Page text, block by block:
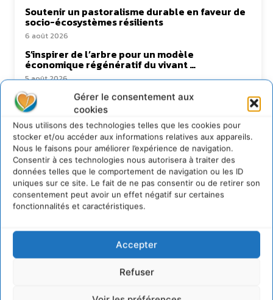
Gérer le consentement aux
cookies
Nous utilisons des technologies telles que les cookies pour
stocker et/ou accéder aux informations relatives aux appareils.
Nous le faisons pour améliorer l’expérience de navigation.
Consentir à ces technologies nous autorisera à traiter des
données telles que le comportement de navigation ou les ID
uniques sur ce site. Le fait de ne pas consentir ou de retirer son
consentement peut avoir un effet négatif sur certaines
fonctionnalités et caractéristiques.
Accepter
Refuser
Soutenir un pastoralisme durable en faveur de
socio-écosystèmes résilients
6 août 2026
S’inspirer de l’arbre pour un modèle
économique régénératif du vivant …
5 août 2026
IPBES : le « GIEC de la biodiversité » appelle les
entreprises à devenir des alliées du vivant
4 août 2026
Newsletter
JE M'ABONNE